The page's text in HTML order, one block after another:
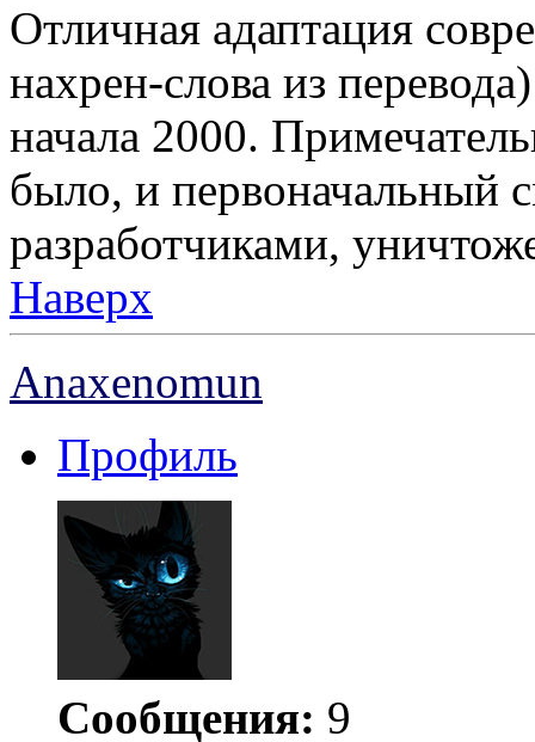
Отличная адаптация
нахрен-слова из
начала 2000.
было, и первоначальный
разработчиками,
Наверх
Anaxenomun
Профиль
Сообщения: 9